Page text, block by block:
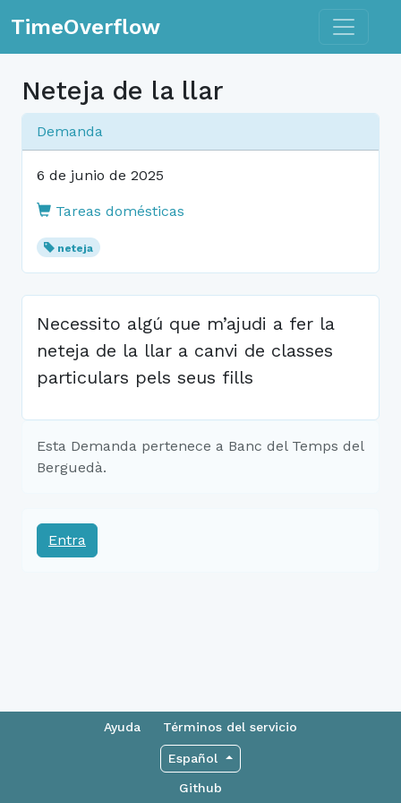
TimeOverflow Toggle
Neteja de la llar
Demanda
6 de junio de 2025
Tareas domésticas
neteja
Necessito algú que m’ajudi a fer la
neteja de la llar a canvi de classes
particulars pels seus fills
Esta Demanda pertenece a Banc del Temps del
Berguedà.
Entra
Ayuda Términos del servicio
Español
Github